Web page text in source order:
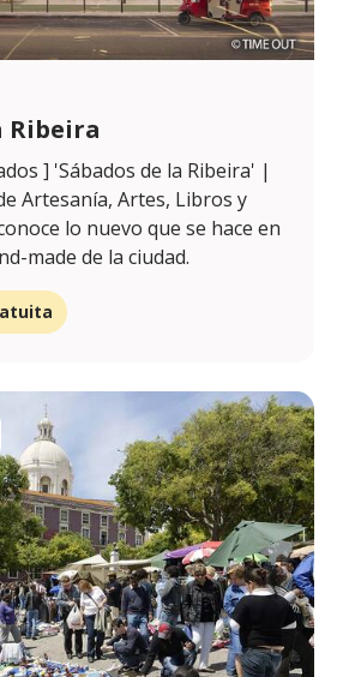
Ribeira
] 'Sábados de la Ribeira' |
Artesanía, Artes, Libros y
lo nuevo que se hace en
made de la ciudad.